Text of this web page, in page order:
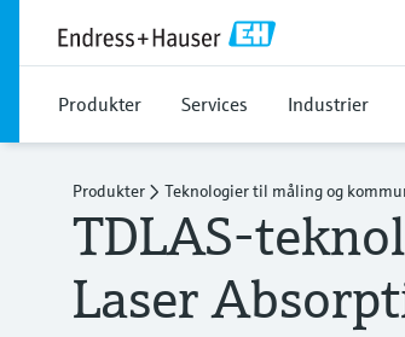
Produkter Services Industrier
Produkter Teknologier til måling og
TDLAS-
Laser